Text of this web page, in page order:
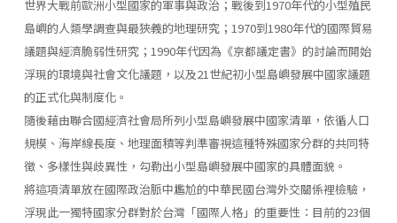
世界大戰前歐洲小型國家的軍事與政治；戰後到1970年代的小型殖民
島嶼的人類學調查與最狹義的地理研究；1970到1980年代的國際貿易
議題與經濟脆弱性研究；1990年代因為《京都議定書》的討論而開始
浮現的環境與社會文化議題，以及21世紀初小型島嶼發展中國家議題
的正式化與制度化。
隨後藉由聯合國經濟社會局所列小型島嶼發展中國家清單，依循人口
規模、海岸線長度、地理面積等判準審視這種特殊國家分群的共同特
徵、多樣性與歧異性，勾勒出小型島嶼發展中國家的具體面貌。
將這項清單放在國際政治脈中尷尬的中華民國台灣外交關係裡檢驗，
浮現此一獨特國家分群對於台灣「國際人格」的重要性：目前的23個